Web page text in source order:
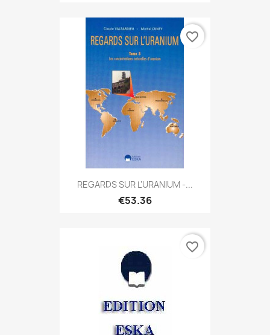
REGARDS SUR L'URANIUM -...
€53.36
favorite_border
favorite_border